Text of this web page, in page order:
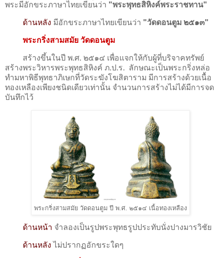
พระมีอักขระภาษาไทยเขียนว่า "พระพุทธสิหิงค์พระราชทาน"
ด้านหลัง มีอักขระภาษาไทยเขียนว่า "วัดดอนตูม ๒๕๑๓"
พระกริ่งสามสมัย วัดดอนตูม
สร้างขึ้นในปี พ.ศ. ๒๕๑๔ เพื่อแจกให้กับผู้ที่บริจาคทรัพย์
สร้างพระวิหารพระพุทธสิหิงค์ ภ.ป.ร. ลักษณะเป็นพระกริ่งหล่อ
ทํามหาพิธีพุทธาภิเษกที่วัดระฆังโฆสิตาราม มีการสร้างด้วยเนื้อ
ทองเหลืองเพียงชนิดเดียวเท่านั้น จำนวนการสร้างไม่ได้มีการจด
บันทึกไว้
พระกริ่งสามสมัย วัดดอนตูม ปี พ.ศ. ๒๕๑๔ เนื้อทองเหลือง
ด้านหน้า จำลองเป็นรูป พระพุทธรูปประทับนั่งปางมารวิชัย
ด้านหลัง ไม่ปรากฏอักขระใดๆ